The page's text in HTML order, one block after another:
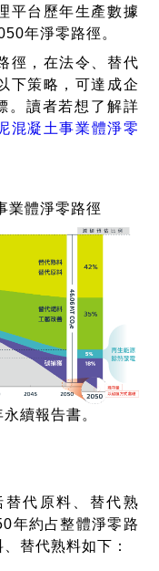
平台歷年生產數據
年淨零路徑。
，在法令、替代
下策略，可達成企
。讀者若想了解詳
混凝土事業體淨零
業體淨零路徑
續報告書。
代原料、替代熟
年約占整體淨零路
替代熟料如下：